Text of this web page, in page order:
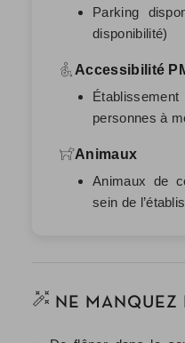
Parking
disponibilité)
Accessibilité
personnes à
Animaux
Animaux de
sein de
NE MANQUEZ